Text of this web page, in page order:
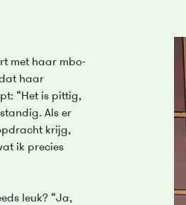
met haar mbo-
haar
“Het is pittig,
Als er
krijg,
ik precies
leuk? “Ja,